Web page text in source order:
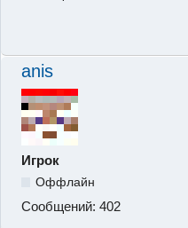
anis
Игрок
Оффлайн
Сообщений: 402